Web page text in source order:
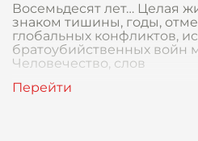
Восемьдесят лет… Целая
знаком тишины, годы,
глобальных конфликтов,
братоубийственных войн
Человечество, слов